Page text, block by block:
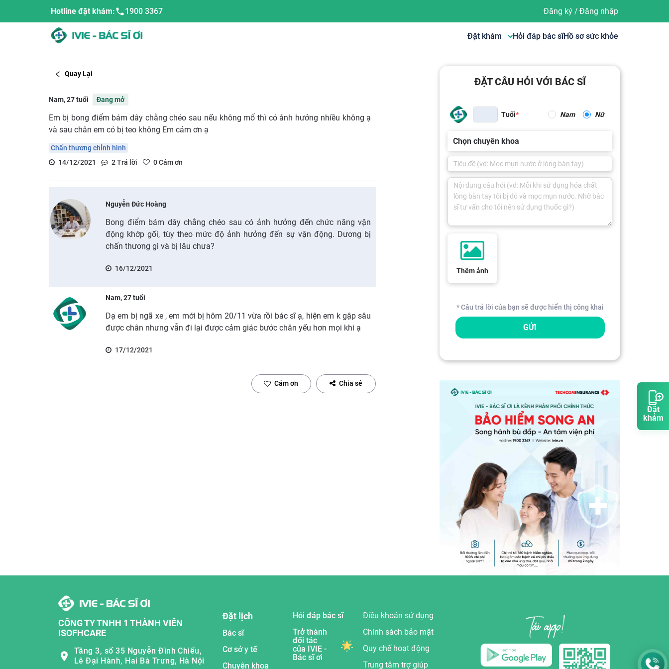
Đặt
khám
Hotline đặt khám: 1900 3367 Đăng ký/ Đăng nhập
Đặt khám Hỏi đáp bác sĩHồ sơ sức khỏe
Quay Lại
Nam, 27 tuổi Đang mở
Em bị bong điểm bám dây chằng chéo sau nếu không mổ thì có ảnh hưởng nhiều không ạ
và sau chân em có bị teo không Em cảm ơn ạ
Chấn thương chỉnh hình
14/12/2021
2Trả lời 0Cảm ơn
Nguyễn Đức Hoàng
Bong điểm bám dây chằng chéo sau có ảnh hưởng đến chức năng vận
động khớp gối, tùy theo mức độ ảnh hưởng đến sự vận động. Dương bị
chấn thương gì và bị lâu chưa?
16/12/2021
Nam, 27 tuổi
Dạ em bị ngã xe , em mới bị hôm 20/11 vừa rồi bác sĩ ạ, hiện em k gập sâu
được chân nhưng vẫn đi lại được cảm giác bước chân yếu hơn mọi khi ạ
17/12/2021
Cảm ơn Chia sẻ
ĐẶT CÂU HỎI VỚI BÁC SĨ
Tuổi Nam Nữ
Chọn chuyên khoa
Thêm ảnh
* Câu trả lời của bạn sẽ được hiển thị công khai
GỬI
CÔNG TY TNHH 1 THÀNH VIÊN
ISOFHCARE
Tầng 3, số 35 Nguyễn Đình Chiểu,
Lê Đại Hành, Hai Bà Trưng, Hà Nội
Đặt lịch
Bác sĩ
Cơ sở y tế
Chuyên khoa
Hỏi đáp bác sĩ
Trở thành
đối tác
của IVIE -
Bác sĩ ơi
Điều khoản sử dụng
Chính sách bảo mật
Quy chế hoạt động
Trung tâm trợ giúp